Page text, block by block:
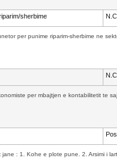
sherbime
per punime riparim-sherbime ne
per mbajtjen e kontabilitetit te
: 1. Kohe e plote pune. 2. Arsimi i